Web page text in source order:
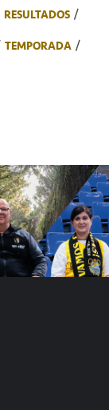
RESULTADOS
TEMPORADA